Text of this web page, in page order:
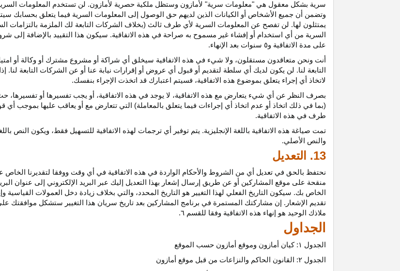
سرية بشكل معقول هي "معلومات سرية" لأمازون وستظل ملكية حصرية لأمازون. لن تستخدم المعلومات السرية
وتضمن أن جميع الأشخاص أو الكيانات الذين لديهم حق الوصول إلى المعلومات السرية فيما يتعلق بحسابك
يمتثلون لها. لن تفصح عن المعلومات السرية لأي طرف ثالث (بخلاف الشركات التابعة لك الملزمة بالتزامات
السرية من أي استخدام أو إفشاء غير مسموح به صراحة في هذه الاتفاقية. سيكون هذا التقييد بالإضافة إلى
على مدة الاتفاقية و٥ سنوات بعد الإنهاء.
أنت ونحن متعاقدون مستقلون، ولا شيء في هذه الاتفاقية سيخلق أي شراكة أو مشروع مشترك أو وكالة أو
التابعة لنا. لن يكون لديك أي سلطة لتقديم أو قبول أي عروض أو إقرارات نيابة عنا أو عن الشركات التابعة
لاتخاذ أي إجراء يتعلق بموضوع هذه
الاتفاقية، فسيتم اعتبارك قد اتخذت الإجراء بنفسك.
بصرف النظر عن أي شيء يتعارض مع هذه
الاتفاقية، لا يوجد في هذه الاتفاقية، أو يجب تفسيرها أو تفسيرها،
(بما في ذلك اتخاذ أو عدم اتخاذ أي إجراءات فيما يتعلق بالمعاملة) التي تتعارض مع أو يعاقب عليها بموجب أي
طرف في هذه الاتفاقية.
تمت صياغة هذه الاتفاقية باللغة الإنجليزية. يتم توفير أي ترجمات لهذه الاتفاقية للتسهيل فقط، ويكون النص
والنص
الأصلي.
13. التعديل
نحتفظ بالحق في تعديل أي من الشروط والأحكام الواردة في هذه الاتفاقية في أي وقت ووفقا لتقديرنا الخاص
منقحة على موقع المشاركين أو عن طريق إرسال إشعار بهذا التعديل إليك عبر البريد الإلكتروني إلى عنوان
الخاص بك. سيكون التاريخ الفعلي لهذا التغيير هو التاريخ
المحدد، والتي بخلاف زيادة دخل العمولات
تقديم الإشعار. إن مشاركتك المستمرة في برنامج المشاركين بعد تاريخ سريان هذا التغيير ستشكل موافقتك
ملاذك الوحيد هو إنهاء هذه الاتفاقية وفقا للقسم ٦.
الجداول
الجدول ۱:
كيان أمازون وموقع أمازون حسب الموقع
الجدول ۲: القانون الحاكم والنزاعات من قبل موقع أمازون